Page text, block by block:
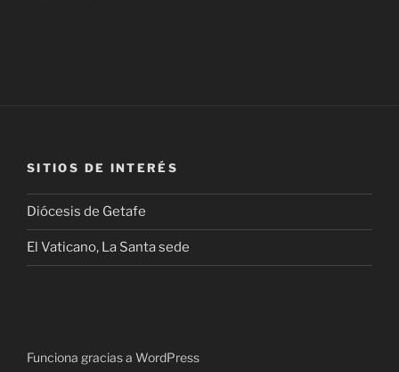
SITIOS DE INTERÉS
Diócesis de Getafe
El Vaticano, La Santa sede
Funciona gracias a WordPress